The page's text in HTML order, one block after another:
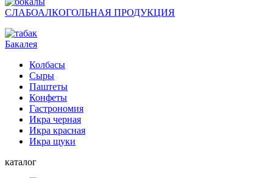
СЛАБОАЛКОГОЛЬНАЯ ПРОДУКЦИЯ
Бакалея
Колбасы
Сыры
Паштеты
Конфеты
Гастрономия
Икра черная
Икра красная
Икра щуки
каталог